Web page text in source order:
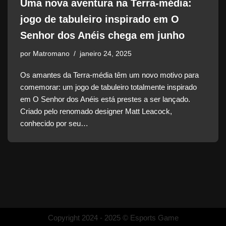
Uma nova aventura na Terra-média:
jogo de tabuleiro inspirado em O
Senhor dos Anéis chega em junho
por Matromano janeiro 24, 2025
Os amantes da Terra-média têm um novo motivo para
comemorar: um jogo de tabuleiro totalmente inspirado
em O Senhor dos Anéis está prestes a ser lançado.
Criado pelo renomado designer Matt Leacock,
conhecido por seu…
Copyright 2024 - 2025 © Esports Game